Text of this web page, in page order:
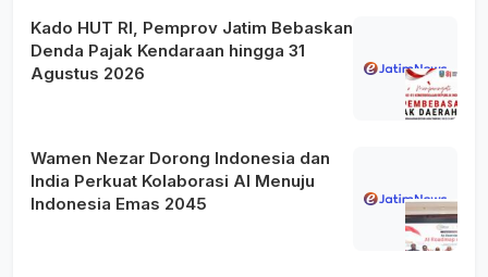
Kado HUT RI, Pemprov Jatim Bebaskan
Denda Pajak Kendaraan hingga 31
Agustus 2026
Wamen Nezar Dorong Indonesia dan
India Perkuat Kolaborasi AI Menuju
Indonesia Emas 2045